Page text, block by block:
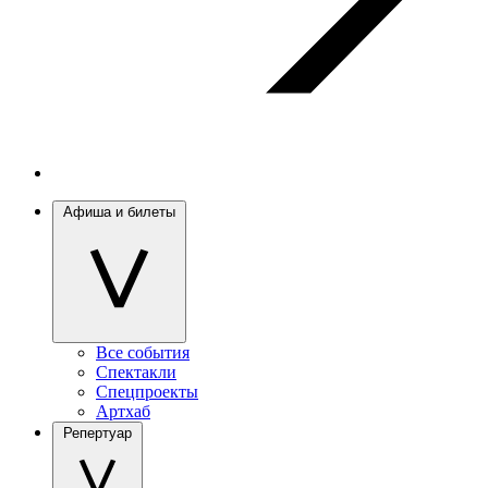
Афиша и билеты
Все события
Спектакли
Спецпроекты
Артхаб
Репертуар